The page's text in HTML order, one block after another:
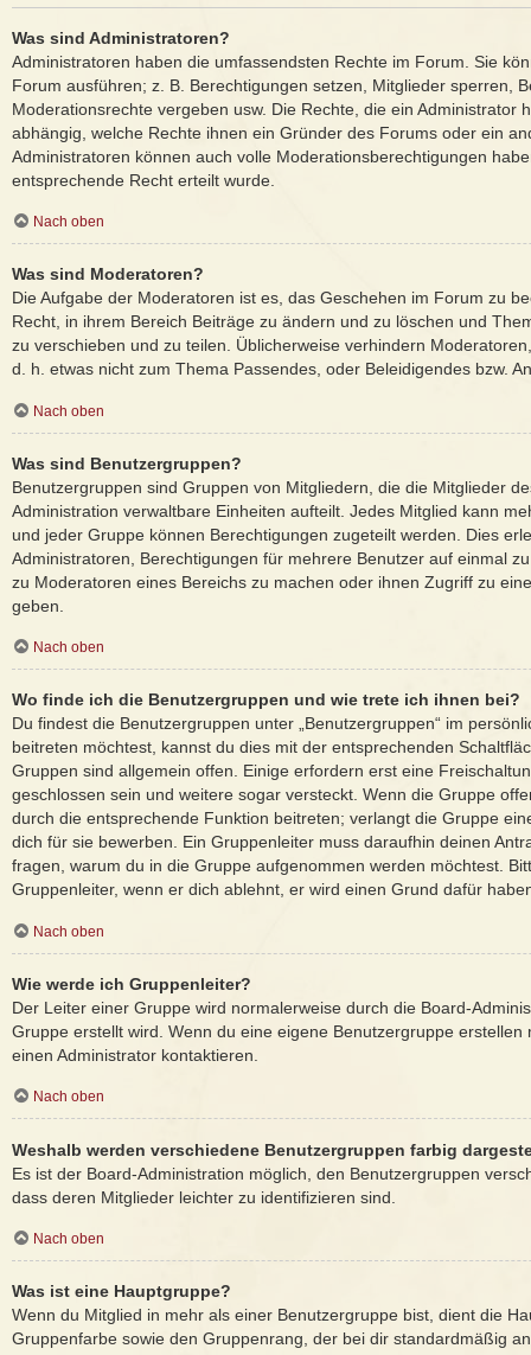
Was sind Administratoren?
Administratoren haben die umfassendsten Rechte im Forum. Sie
Forum ausführen; z. B. Berechtigungen setzen, Mitglieder sperren,
Moderationsrechte vergeben usw. Die Rechte, die ein Administrator
abhängig, welche Rechte ihnen ein Gründer des Forums oder ein
Administratoren können auch volle Moderationsberechtigungen
entsprechende Recht erteilt wurde.
Nach oben
Was sind Moderatoren?
Die Aufgabe der Moderatoren ist es, das Geschehen im Forum zu
Recht, in ihrem Bereich Beiträge zu ändern und zu löschen und
zu verschieben und zu teilen. Üblicherweise verhindern
d. h. etwas nicht zum Thema Passendes, oder Beleidigendes bzw.
Nach oben
Was sind Benutzergruppen?
Benutzergruppen sind Gruppen von Mitgliedern, die die Mitglieder
Administration verwaltbare Einheiten aufteilt. Jedes Mitglied kann
und jeder Gruppe können Berechtigungen zugeteilt werden. Dies
Administratoren, Berechtigungen für mehrere Benutzer auf einmal
zu Moderatoren eines Bereichs zu machen oder ihnen Zugriff zu
geben.
Nach oben
Wo finde ich die Benutzergruppen und wie trete ich ihnen bei?
Du findest die Benutzergruppen unter „Benutzergruppen“ im
beitreten möchtest, kannst du dies mit der entsprechenden
Gruppen sind allgemein offen. Einige erfordern erst eine
geschlossen sein und weitere sogar versteckt. Wenn die Gruppe
durch die entsprechende Funktion beitreten; verlangt die Gruppe
dich für sie bewerben. Ein Gruppenleiter muss daraufhin deinen
fragen, warum du in die Gruppe aufgenommen werden möchtest.
Gruppenleiter, wenn er dich ablehnt, er wird einen Grund dafür
Nach oben
Wie werde ich Gruppenleiter?
Der Leiter einer Gruppe wird normalerweise durch die Board-
Gruppe erstellt wird. Wenn du eine eigene Benutzergruppe erstellen
einen Administrator kontaktieren.
Nach oben
Weshalb werden verschiedene Benutzergruppen farbig
Es ist der Board-Administration möglich, den Benutzergruppen
dass deren Mitglieder leichter zu identifizieren sind.
Nach oben
Was ist eine Hauptgruppe?
Wenn du Mitglied in mehr als einer Benutzergruppe bist, dient die
Gruppenfarbe sowie den Gruppenrang, der bei dir standardmäßig